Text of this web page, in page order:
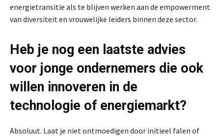
energietransitie als te blijven werken aan de empowerment
van diversiteit en vrouwelijke leiders binnen deze sector.
Heb je nog een laatste advies
voor jonge ondernemers die ook
willen innoveren in de
technologie of energiemarkt?
Absoluut. Laat je niet ontmoedigen door initieel falen of